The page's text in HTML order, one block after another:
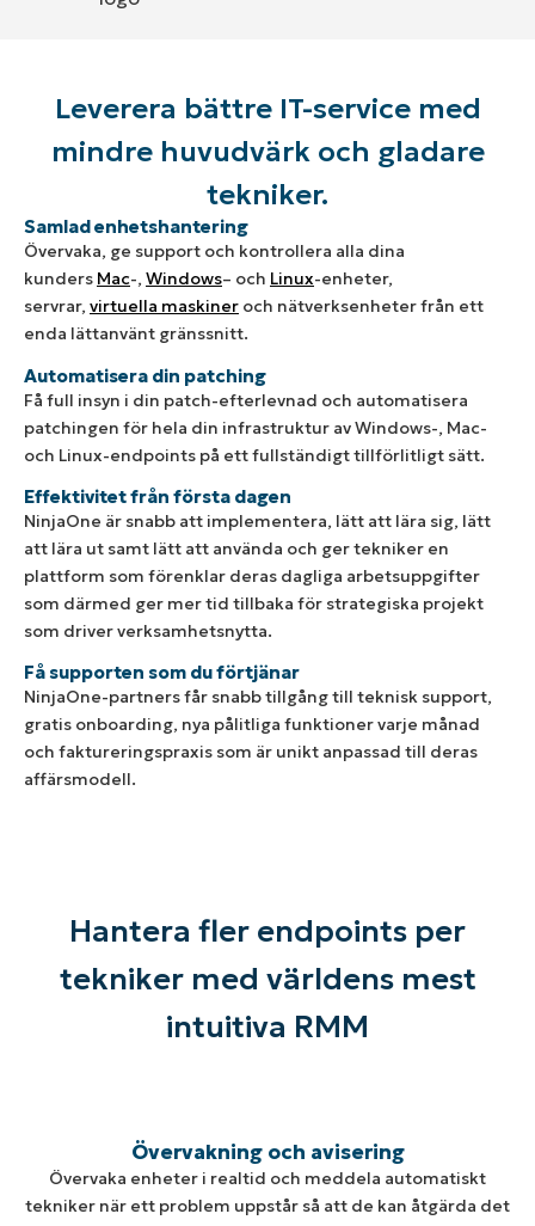
Leverera bättre IT-service med
mindre huvudvärk och gladare
tekniker.
Samlad enhetshantering
Övervaka, ge support och kontrollera alla dina
kunders Mac-, Windows– och Linux-enheter,
servrar, virtuella maskiner och nätverksenheter från ett
enda lättanvänt gränssnitt.
Automatisera din patching
Få full insyn i din patch-efterlevnad och automatisera
patchingen för hela din infrastruktur av Windows-, Mac-
och Linux-endpoints på ett fullständigt tillförlitligt sätt.
Effektivitet från första dagen
NinjaOne är snabb att implementera, lätt att lära sig, lätt
att lära ut samt lätt att använda och ger tekniker en
plattform som förenklar deras dagliga arbetsuppgifter
som därmed ger mer tid tillbaka för strategiska projekt
som driver verksamhetsnytta.
Få supporten som du förtjänar
NinjaOne-partners får snabb tillgång till teknisk support,
gratis onboarding, nya pålitliga funktioner varje månad
och faktureringspraxis som är unikt anpassad till deras
affärsmodell.
Hantera fler endpoints per
tekniker med världens mest
intuitiva RMM
Övervakning och avisering
Övervaka enheter i realtid och meddela automatiskt
tekniker när ett problem uppstår så att de kan åtgärda det